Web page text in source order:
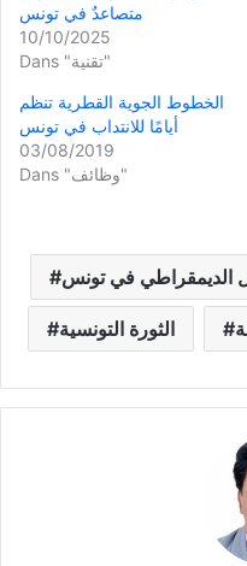
متصاعدٌ في تونس
10/10/2025
Dans "تقنية"
الخطوط الجوية القطرية تنظم
أيامًا للانتداب في تونس
03/08/2019
Dans "وظائف"
الديمقراطي في تونس
الثورة التونسية